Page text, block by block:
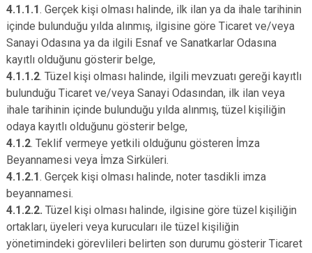
4.1.1.1. Gerçek kişi olması halinde, ilk ilan ya da ihale tarihinin
içinde bulunduğu yılda alınmış, ilgisine göre Ticaret ve/veya
Sanayi Odasına ya da ilgili Esnaf ve Sanatkarlar Odasına
kayıtlı olduğunu gösterir belge,
4.1.1.2. Tüzel kişi olması halinde, ilgili mevzuatı gereği kayıtlı
bulunduğu Ticaret ve/veya Sanayi Odasından, ilk ilan veya
ihale tarihinin içinde bulunduğu yılda alınmış, tüzel kişiliğin
odaya kayıtlı olduğunu gösterir belge,
4.1.2. Teklif vermeye yetkili olduğunu gösteren İmza
Beyannamesi veya İmza Sirküleri.
4.1.2.1. Gerçek kişi olması halinde, noter tasdikli imza
beyannamesi.
4.1.2.2. Tüzel kişi olması halinde, ilgisine göre tüzel kişiliğin
ortakları, üyeleri veya kurucuları ile tüzel kişiliğin
yönetimindeki görevlileri belirten son durumu gösterir Ticaret